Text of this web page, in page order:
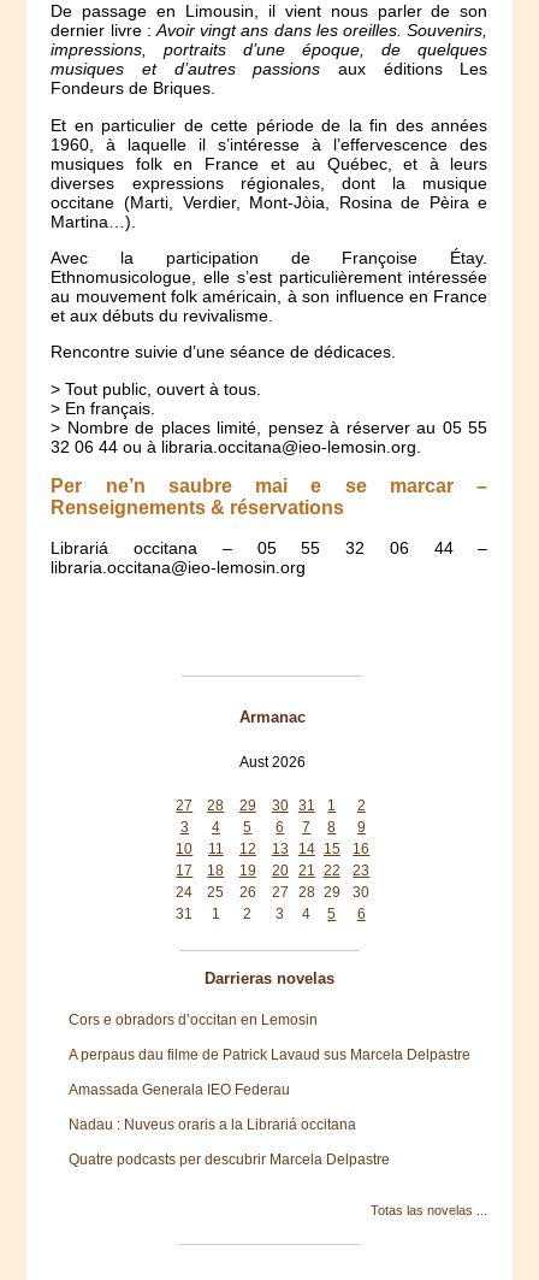
De passage en Limousin, il vient nous parler de son
dernier livre :Avoir vingt ans dans les oreilles. Souvenirs,
impressions, portraits d’une époque, de quelques
musiques et d’autres passions aux éditions Les
Fondeurs de Briques.
Et en particulier de cette période de la fin des années
1960, à laquelle il s’intéresse à l’effervescence des
musiques folk en France et au Québec, et à leurs
diverses expressions régionales, dont la musique
occitane (Marti, Verdier, Mont-Jòia, Rosina de Pèira e
Martina…).
Avec la participation de Françoise Étay.
Ethnomusicologue, elle s’est particulièrement intéressée
au mouvement folk américain, à son influence en France
et aux débuts du revivalisme.
Rencontre suivie d’une séance de dédicaces.
> Tout public, ouvert à tous.
> En français.
> Nombre de places limité, pensez à réserver au 05 55
32 06 44 ou à libraria.occitana@ieo-lemosin.org.
Per ne’n saubre mai e se marcar –
Renseignements & réservations
Librariá occitana – 05 55 32 06 44 –
libraria.occitana@ieo-lemosin.org
Armanac
Aust 2026
27
28 29 30 31 1
2
3
4 5 6 7 8
9
10
11 12 13 14 15
16
17
18 19 20 21 22
23
24
25 26 27 28 29
30
31
1 2 3 4 5 6
Darrieras novelas
Cors e obradors d’occitan en Lemosin
A perpaus dau filme de Patrick Lavaud sus Marcela Delpastre
Amassada Generala IEO Federau
Nadau : Nuveus oraris a la Librariá occitana
Quatre podcasts per descubrir Marcela Delpastre
Totas las novelas ...